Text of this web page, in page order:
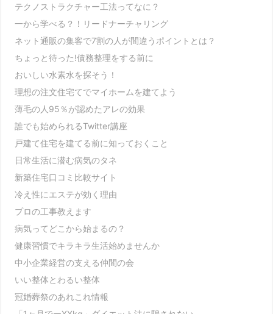
テクノストラクチャー工法ってなに？
一から学べる？！リードナーチャリング
ネット通販の集客で7割の人が間違うポイントとは？
ちょっと待った!債務整理をする前に
おいしい水素水を探そう！
理想の注文住宅てでマイホームを建てよう
薄毛の人95％が認めたアレの効果
誰でも始められるTwitter講座
戸建て住宅を建てる前に知っておくこと
日常生活に潜む病気のタネ
新築住宅口コミ比較サイト
冷え性にエステが効く理由
プロの工事教えます
病気ってどこから始まるの？
健康習慣でキラキラ生活始めませんか
中小企業経営の支える仲間の会
いい整体とわるい整体
冠婚葬祭のあれこれ情報